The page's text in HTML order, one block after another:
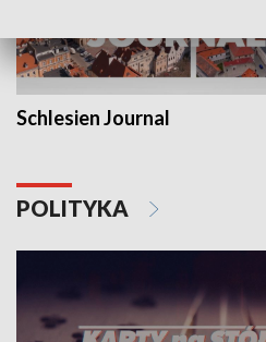
Schlesien Journal
POLITYKA